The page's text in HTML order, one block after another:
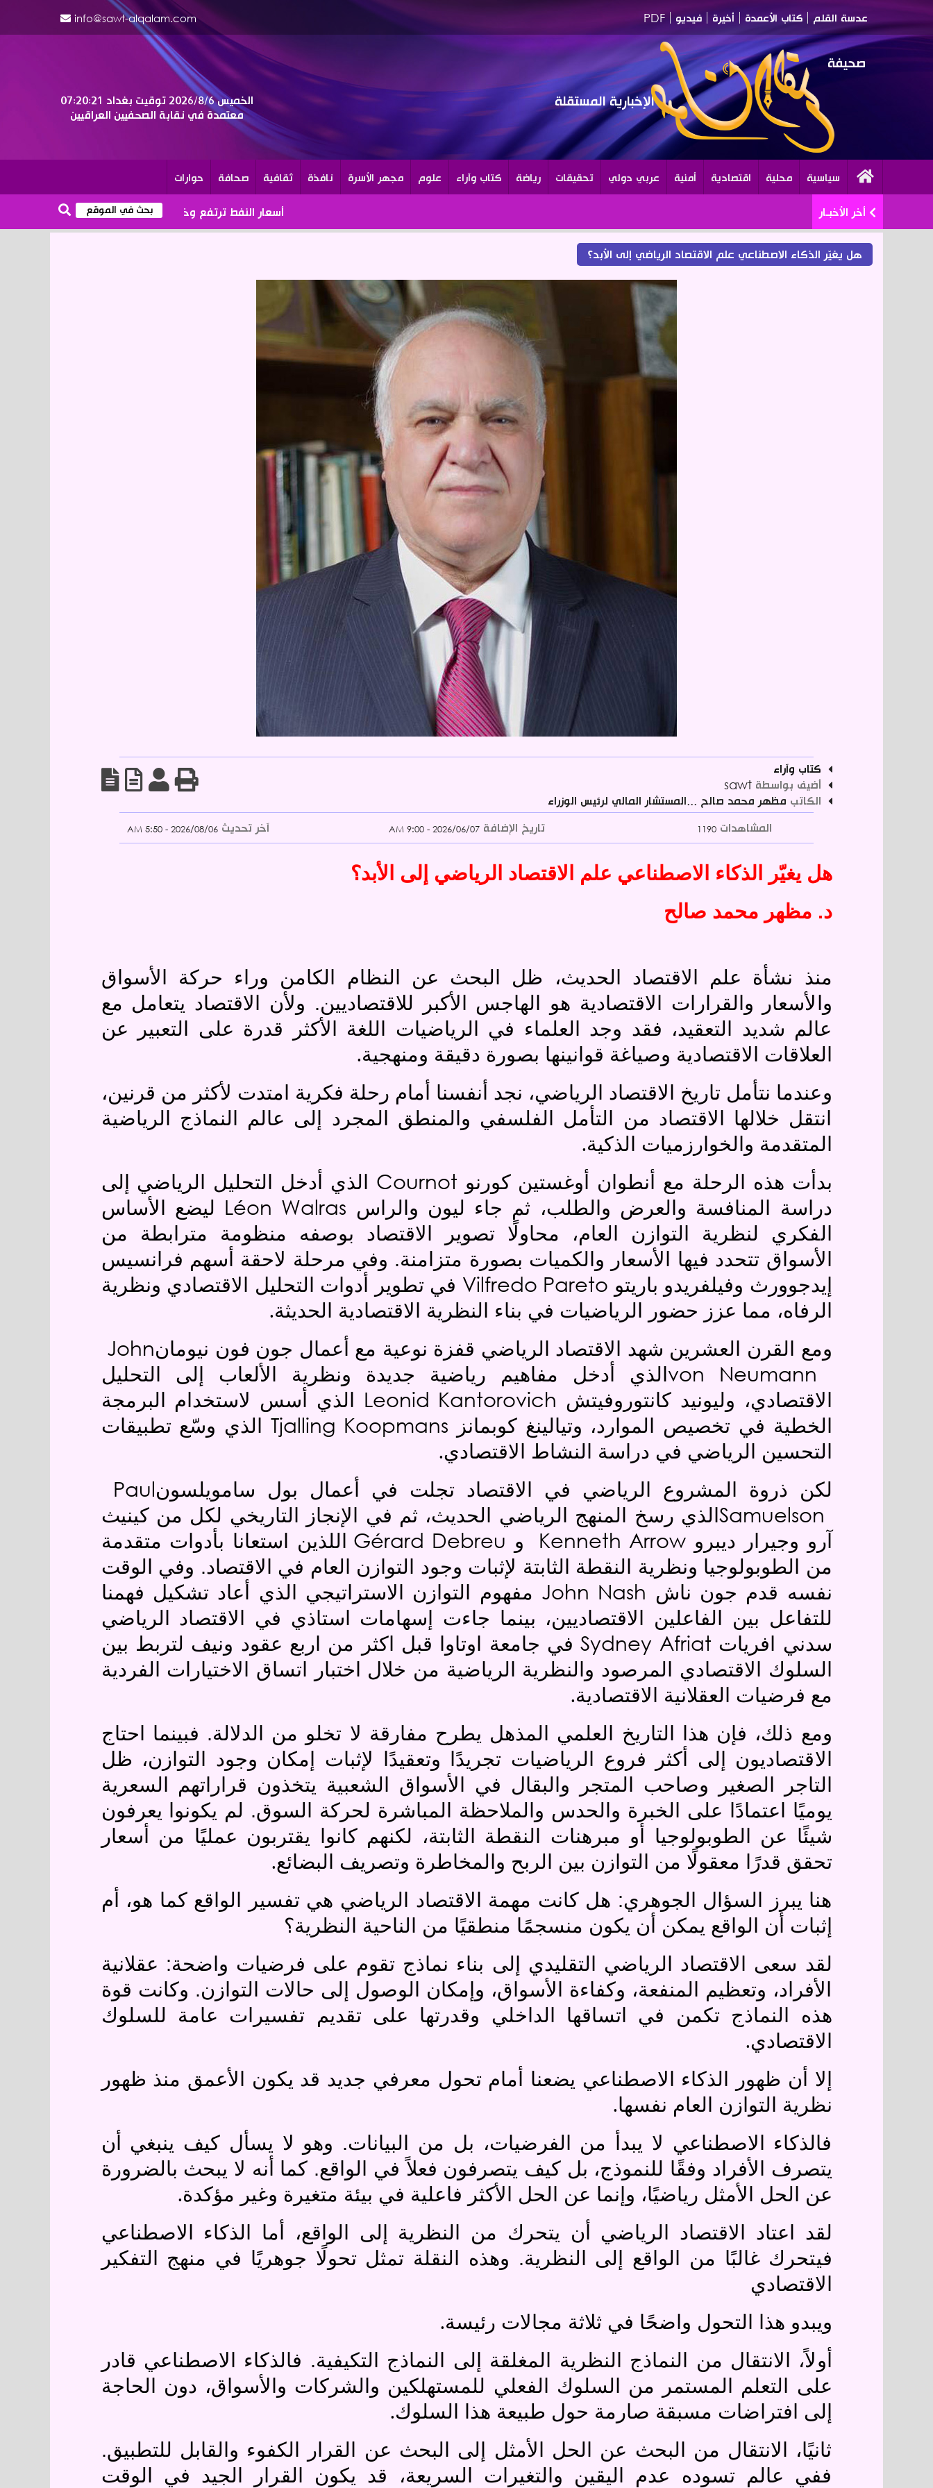
عدسة القلم كتاب الأعمدة أخيرة فيديو PDF
info@sawt-alqalam.com
صحيفة
الإخبارية المستقلة الخميس 2026/8/6 توقيت بغداد 07:20:23
معتمدة في نقابة الصحفيين العراقيين
سياسية محلية اقتصادية أمنية عربي دولي تحقيقات رياضة كتاب وآراء علوم مجهر الأسرة نافذة ثقافية صحافة حوارات
أخر الأخبـار أسعار النفط ترتفع وخام برنت يتخطى الـ 86 دولارا للبرميل
هل يغيّر الذكاء الاصطناعي علم الاقتصاد الرياضي إلى الأبد؟
كتاب وآراء
أضيف بواسطة sawt
الكاتب مظهر محمد صالح ...المستشار المالي لرئيس الوزراء
المشاهدات 1190 تاريخ الإضافة 2026/06/07 - 9:00 AM آخر تحديث 2026/08/06 - 5:50 AM
هل يغيّر الذكاء الاصطناعي علم الاقتصاد الرياضي إلى الأبد؟
د. مظهر محمد صالح
منذ نشأة علم الاقتصاد الحديث، ظل البحث عن النظام الكامن وراء حركة الأسواق
والأسعار والقرارات الاقتصادية هو الهاجس الأكبر للاقتصاديين. ولأن الاقتصاد يتعامل مع
عالم شديد التعقيد، فقد وجد العلماء في الرياضيات اللغة الأكثر قدرة على التعبير عن
العلاقات الاقتصادية وصياغة قوانينها بصورة دقيقة ومنهجية.
وعندما نتأمل تاريخ الاقتصاد الرياضي، نجد أنفسنا أمام رحلة فكرية امتدت لأكثر من قرنين،
انتقل خلالها الاقتصاد من التأمل الفلسفي والمنطق المجرد إلى عالم النماذج الرياضية
المتقدمة والخوارزميات الذكية.
بدأت هذه الرحلة مع أنطوان أوغستين كورنو Cournot الذي أدخل التحليل الرياضي إلى
دراسة المنافسة والعرض والطلب، ثم جاء ليون والراس Léon Walras ليضع الأساس
الفكري لنظرية التوازن العام، محاولًا تصوير الاقتصاد بوصفه منظومة مترابطة من
الأسواق تتحدد فيها الأسعار والكميات بصورة متزامنة. وفي مرحلة لاحقة أسهم فرانسيس
إيدجوورث وفيلفريدو باريتو Vilfredo Pareto في تطوير أدوات التحليل الاقتصادي ونظرية
الرفاه، مما عزز حضور الرياضيات في بناء النظرية الاقتصادية الحديثة.
ومع القرن العشرين شهد الاقتصاد الرياضي قفزة نوعية مع أعمال جون فون نيومانJohn
von Neumannالذي أدخل مفاهيم رياضية جديدة ونظرية الألعاب إلى التحليل
الاقتصادي، وليونيد كانتوروفيتش Leonid Kantorovich الذي أسس لاستخدام البرمجة
الخطية في تخصيص الموارد، وتيالينغ كوبمانز
Tjalling Koopmans الذي وسّع تطبيقات
التحسين الرياضي في دراسة النشاط الاقتصادي.
لكن ذروة المشروع الرياضي في الاقتصاد تجلت في أعمال بول سامويلسونPaul
Samuelsonالذي رسخ المنهج الرياضي الحديث، ثم في الإنجاز التاريخي لكل من كينيث
آرو وجيرار ديبرو Kenneth Arrow و Gérard Debreu اللذين استعانا بأدوات متقدمة
من الطوبولوجيا ونظرية النقطة الثابتة لإثبات وجود التوازن العام في الاقتصاد. وفي الوقت
نفسه قدم جون ناش John Nash مفهوم التوازن الاستراتيجي الذي أعاد تشكيل فهمنا
للتفاعل بين الفاعلين الاقتصاديين، بينما جاءت إسهامات استاذي في الاقتصاد الرياضي
سدني افريات Sydney Afriat في جامعة اوتاوا قبل اكثر من اربع عقود ونيف لتربط بين
السلوك الاقتصادي المرصود والنظرية الرياضية من خلال اختبار اتساق الاختيارات الفردية
مع فرضيات العقلانية الاقتصادية.
ومع ذلك، فإن هذا التاريخ العلمي المذهل يطرح مفارقة لا تخلو من الدلالة. فبينما احتاج
الاقتصاديون إلى أكثر فروع الرياضيات تجريدًا وتعقيدًا لإثبات إمكان وجود التوازن، ظل
التاجر الصغير وصاحب المتجر والبقال في الأسواق الشعبية يتخذون قراراتهم السعرية
يوميًا اعتمادًا على الخبرة والحدس والملاحظة المباشرة لحركة السوق. لم يكونوا يعرفون
شيئًا عن الطوبولوجيا أو مبرهنات النقطة الثابتة، لكنهم كانوا يقتربون عمليًا من أسعار
تحقق قدرًا معقولًا من التوازن بين الربح والمخاطرة وتصريف البضائع.
هنا يبرز السؤال الجوهري: هل كانت مهمة الاقتصاد الرياضي هي تفسير الواقع كما هو، أم
إثبات أن الواقع يمكن أن يكون منسجمًا منطقيًا من الناحية النظرية؟
لقد سعى الاقتصاد الرياضي التقليدي إلى بناء نماذج تقوم على فرضيات واضحة: عقلانية
الأفراد، وتعظيم المنفعة، وكفاءة الأسواق، وإمكان الوصول إلى حالات التوازن. وكانت قوة
هذه النماذج تكمن في اتساقها الداخلي وقدرتها على تقديم تفسيرات عامة للسلوك
الاقتصادي.
إلا أن ظهور الذكاء الاصطناعي يضعنا أمام تحول معرفي جديد قد يكون الأعمق منذ ظهور
نظرية التوازن العام نفسها.
فالذكاء الاصطناعي لا يبدأ من الفرضيات، بل من البيانات. وهو لا يسأل كيف ينبغي أن
يتصرف الأفراد وفقًا للنموذج، بل كيف يتصرفون فعلاً في الواقع. كما أنه لا يبحث بالضرورة
عن الحل الأمثل رياضيًا، وإنما عن الحل الأكثر فاعلية في بيئة متغيرة وغير مؤكدة.
لقد اعتاد الاقتصاد الرياضي أن يتحرك من النظرية إلى الواقع، أما الذكاء الاصطناعي
فيتحرك غالبًا من الواقع إلى النظرية. وهذه النقلة تمثل تحولًا جوهريًا في منهج التفكير
الاقتصادي
ويبدو هذا التحول واضحًا في ثلاثة مجالات رئيسة.
أولاً، الانتقال من النماذج النظرية المغلقة إلى النماذج التكيفية. فالذكاء الاصطناعي قادر
على التعلم المستمر من السلوك الفعلي للمستهلكين والشركات والأسواق، دون الحاجة
إلى افتراضات مسبقة صارمة حول طبيعة هذا السلوك.
ثانيًا، الانتقال من البحث عن الحل الأمثل إلى البحث عن القرار الكفوء والقابل للتطبيق.
ففي عالم تسوده عدم اليقين والتغيرات السريعة، قد يكون القرار الجيد في الوقت